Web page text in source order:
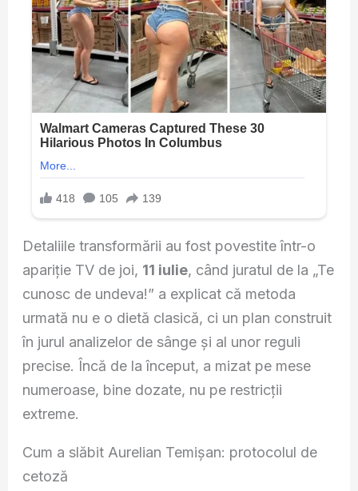
Detaliile transformării au fost povestite într-o
apariție TV de joi, 11 iulie, când juratul de la „Te
cunosc de undeva!” a explicat că metoda
urmată nu e o dietă clasică, ci un plan construit
în jurul analizelor de sânge și al unor reguli
precise. Încă de la început, a mizat pe mese
numeroase, bine dozate, nu pe restricții
extreme.
Cum a slăbit Aurelian Temișan: protocolul de
cetoză